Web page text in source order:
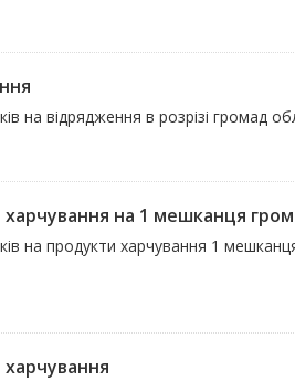
на відрядження в розрізі громад
на 1 мешканця
на продукти харчування 1